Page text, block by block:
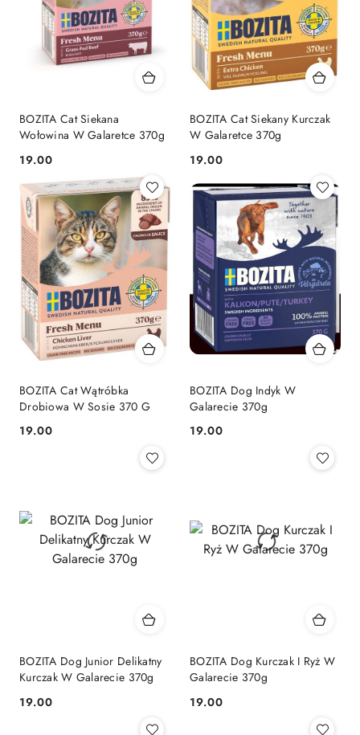
BOZITA Cat Siekana
Wołowina W Galaretce 370g
Cena:
19.00
BOZITA Cat Siekany Kurczak
W Galaretce 370g
Cena:
19.00
BOZITA Cat Wątróbka
Drobiowa W Sosie 370 G
Cena:
19.00
BOZITA Dog Indyk W
Galarecie 370g
Cena:
19.00
BOZITA Dog Junior Delikatny
Kurczak W Galarecie 370g
Cena:
19.00
BOZITA Dog Kurczak I Ryż W
Galarecie 370g
Cena:
19.00